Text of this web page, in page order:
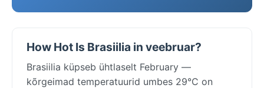
How Hot Is Brasiilia in veebruar?
Brasiilia küpseb ühtlaselt February —
kõrgeimad temperatuurid umbes 29°C on